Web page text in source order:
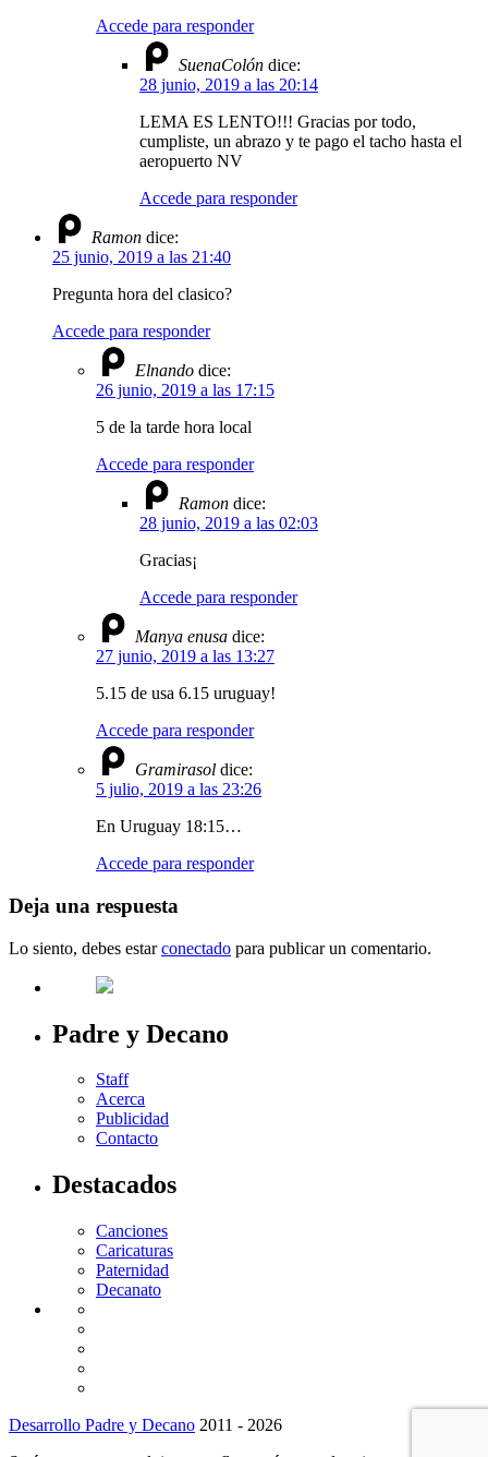
Accede para responder
SuenaColón dice:
28 junio, 2019 a las 20:14
LEMA ES LENTO!!! Gracias por todo,
cumpliste, un abrazo y te pago el tacho hasta el
aeropuerto NV
Accede para responder
Ramon dice:
25 junio, 2019 a las 21:40
Pregunta hora del clasico?
Accede para responder
Elnando dice:
26 junio, 2019 a las 17:15
5 de la tarde hora local
Accede para responder
Ramon dice:
28 junio, 2019 a las 02:03
Gracias¡
Accede para responder
Manya enusa dice:
27 junio, 2019 a las 13:27
5.15 de usa 6.15 uruguay!
Accede para responder
Gramirasol dice:
5 julio, 2019 a las 23:26
En Uruguay 18:15…
Accede para responder
Deja una respuesta
Lo siento, debes estarconectado para publicar un comentario.
Padre y Decano
Staff
Acerca
Publicidad
Contacto
Destacados
Canciones
Caricaturas
Paternidad
Decanato
Desarrollo Padre y Decano 2011 - 2026